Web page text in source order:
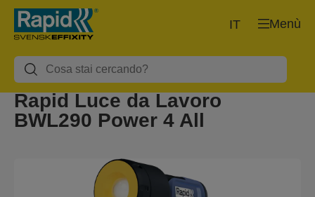
Menù
IT
Rapid Luce da Lavoro
BWL290 Power 4 All